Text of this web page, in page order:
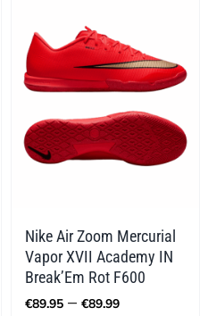
Nike Air Zoom Mercurial
Vapor XVII Academy IN
Break’Em Rot F600
€89.95 – €89.99